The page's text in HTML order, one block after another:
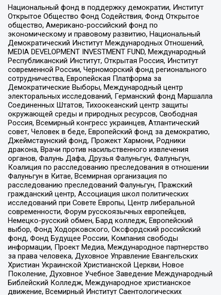
Национальный фонд в поддержку демократии, Институт
Открытое Общество Фонд Содействия, Фонд Открытое
общество, Американо-российский фонд по
экономическому и правовому развитию, Национальный
Демократический Институт Международных Отношений,
MEDIA DEVELOPMENT INVESTMENT FUND, Международный
Республиканский Институт, Открытая Россия, Институт
современной России, Черноморский фонд регионального
сотрудничества, Европейская Платформа за
Демократические Выборы, Международный центр
электоральных исследований, Германский фонд Маршалла
Соединенных Штатов, Тихоокеанский центр защиты
окружающей среды и природных ресурсов, Свободная
Россия, Всемирный конгресс украинцев, Атлантический
совет, Человек в беде, Европейский фонд за демократию,
Джеймстаунский фонд, Прожект Хармони, Родники
дракона, Врачи против насильственного извлечения
органов, Фалунь Дафа, Друзья Фалуньгун, Фалуньгун,
Коалиция по расследованию преследования в отношении
Фалуньгун в Китае, Всемирная организация по
расследованию преследований Фалуньгун, Пражский
гражданский центр, Ассоциация школ политических
исследований при Совете Европы, Центр либеральной
современности, Форум русскоязычных европейцев,
Немецко-русский обмен, Бард колледж, Европейский
выбор, Фонд Ходорковского, Оксфордский российский
фонд, Фонд Будущее России, Компания свободы
информации, Проект Медиа, Международное партнерство
за права человека, Духовное Управление Евангельских
Христиан Украинской Христианской Церкви, Новое
Поколение, Духовное Учебное Заведение Международный
Библейский Колледж, Международное христианское
движение, Всемирный Институт Саентологических